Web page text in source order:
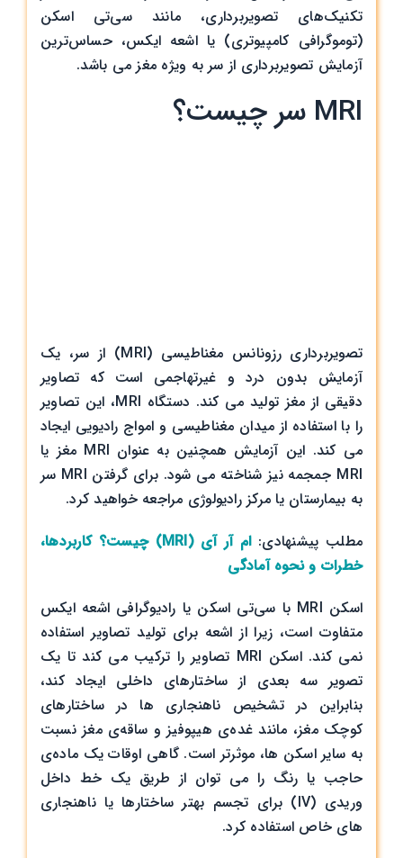
تکنیک‌های تصویربرداری، مانند سی‌تی اسکن
(توموگرافی کامپیوتری) یا اشعه ایکس، حساس‌ترین
آزمایش تصویربرداری از سر به ویژه مغز می باشد.
MRI سر چیست؟
تصویربرداری رزونانس مغناطیسی (MRI) از سر، یک
آزمایش بدون درد و غیرتهاجمی است که تصاویر
دقیقی از مغز تولید می کند. دستگاه MRI، این تصاویر
را با استفاده از میدان مغناطیسی و امواج رادیویی ایجاد
می کند. این آزمایش همچنین به عنوان MRI مغز یا
MRI جمجمه نیز شناخته می شود. برای گرفتن MRI سر
به بیمارستان یا مرکز رادیولوژی مراجعه خواهید کرد.
مطلب پیشنهادی:
ام آر آی (MRI) چیست؟ کاربردها،
خطرات و نحوه آمادگی
اسکن MRI با سی‌تی اسکن یا رادیوگرافی اشعه ایکس
متفاوت است، زیرا از اشعه برای تولید تصاویر استفاده
نمی کند. اسکن MRI تصاویر را ترکیب می کند تا یک
تصویر سه بعدی از ساختارهای داخلی ایجاد کند،
بنابراین در تشخیص ناهنجاری ها در ساختارهای
کوچک مغز، مانند غده‌ی هیپوفیز و ساقه‌ی مغز نسبت
به سایر اسکن ها، موثرتر است. گاهی اوقات یک ماده‌ی
حاجب یا رنگ را می توان از طریق یک خط داخل
وریدی (IV) برای تجسم بهتر ساختارها یا ناهنجاری
های خاص استفاده کرد.